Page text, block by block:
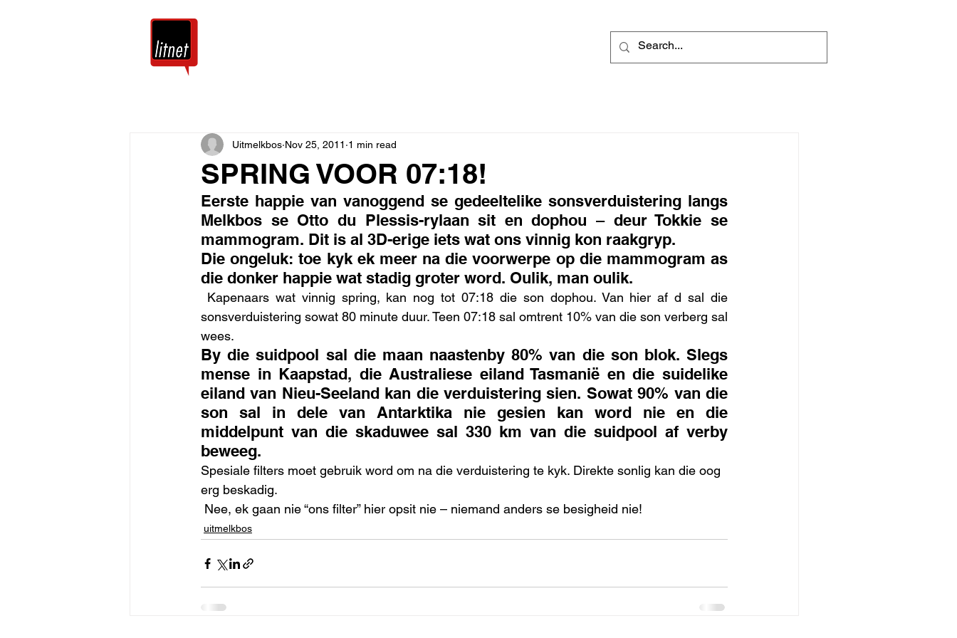
SPRING VOOR 07:18!
Uitmelkbos Nov 25, 2011 1 min read
Eerste happie van vanoggend se gedeeltelike sonsverduistering langs
Melkbos se Otto du Plessis-rylaan sit en dophou – deur Tokkie se
mammogram. Dit is al 3D-erige iets wat ons vinnig kon raakgryp.
Die ongeluk: toe kyk ek meer na die voorwerpe op die mammogram as
die donker happie wat stadig groter word. Oulik, man oulik.
Kapenaars wat vinnig spring, kan nog tot 07:18 die son dophou. Van hier af d sal die
sonsverduistering sowat 80 minute duur. Teen 07:18 sal omtrent 10% van die son verberg sal
wees.
By die suidpool sal die maan naastenby 80% van die son blok. Slegs
mense in Kaapstad, die Australiese eiland Tasmanië en die suidelike
eiland van Nieu-Seeland kan die verduistering sien. Sowat 90% van die
son sal in dele van Antarktika nie gesien kan word nie en die
middelpunt van die skaduwee sal 330 km van die suidpool af verby
beweeg.
Spesiale filters moet gebruik word om na die verduistering te kyk. Direkte sonlig kan die oog
erg beskadig.
Nee, ek gaan nie “ons filter” hier opsit nie – niemand anders se besigheid nie!
uitmelkbos